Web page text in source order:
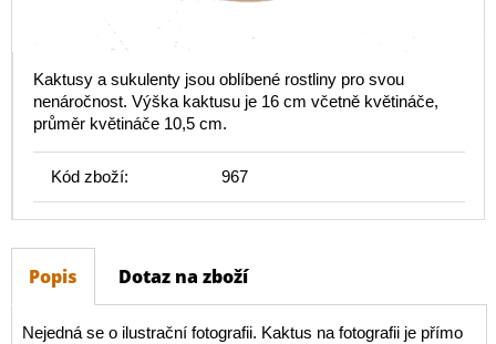
Kaktusy a sukulenty jsou oblíbené rostliny pro svou
nenáročnost. Výška kaktusu je 16 cm včetně květináče,
průměr květináče 10,5 cm.
Kód zboží: 967
Popis Dotaz na zboží
Nejedná se o ilustrační fotografii. Kaktus na fotografii je přímo